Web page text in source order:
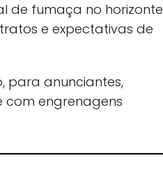
de fumaça no horizonte
e expectativas de
para anunciantes,
com engrenagens